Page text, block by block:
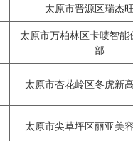
太原市晋源区瑞杰
太原市万柏林区卡唛智能
部
太原市杏花岭区冬虎新
太原市尖草坪区丽亚美